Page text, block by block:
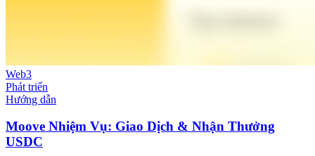
Web3
Phát triển
Hướng dẫn
Moove Nhiệm Vụ: Giao Dịch & Nhận Thưởng
USDC